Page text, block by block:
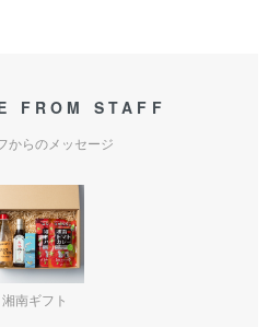
FROM STAFF
からのメッセージ
湘南ギフト